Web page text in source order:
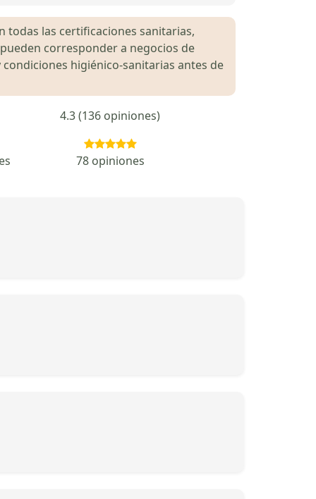
las certificaciones sanitarias,
corresponder a negocios de
higiénico-sanitarias antes de
4.3 (136 opiniones)
78 opiniones